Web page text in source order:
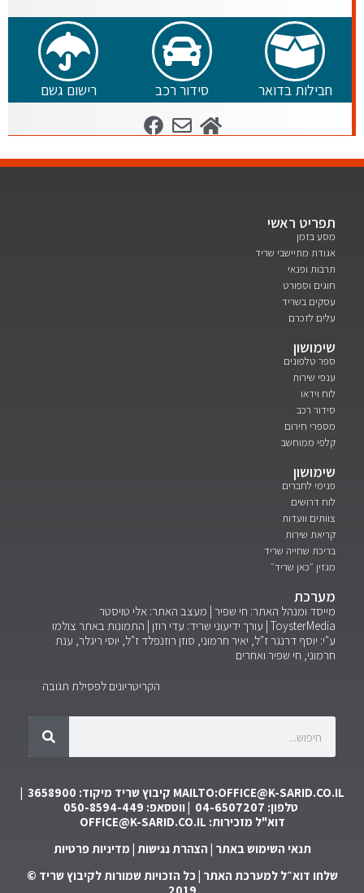
חבילות בדואר סידור רכב רישום גשם
תפריט ראשי
מסע בזמן
אגודת מתיישבי שריד
תרבות ופנאי
חוגים וספורט
עסקים בשריד
עלים לזכרם
שימושון
ספר טלפונים
ענפי שירות
לוח וידאו
סידור רכב
מספרי חירום
קלפי ממוחשב
שימושון
פנימי לחברים
לוח דרושים
צוותים וועדות
קריאת שירות
בריכת שחייה שריד
מגזין ״כאן שריד״
מערכת
מייסד ומנהל האתר: חי שפיר | מעצב האתר: אלי טויסטר
ToysterMedia | עורך ידיעוני שריד: עדי רוזן | התמונות באתר צולמו
ע"י: יוסף דרנגר ז"ל, יאיר חרמוני, סוזן רוזנפלד ז"ל, יוסי ריגלר, ענת
חרמוני, חי שפיר ואחרים
הקריטריונים לפסילת תגובה
MAILTO:OFFICE@K-SARID.CO.IL
טלפון: 04-6507207 | ווטסאפ: 050-8594-449
דוא"ל מזכירות: OFFICE@K-SARID.CO.IL
תנאי השימוש באתר הצהרת נגישות מדיניות פרטיות
שלחו דוא״ל למערכת האתר | כל הזכויות שמורות לקיבוץ שריד ©